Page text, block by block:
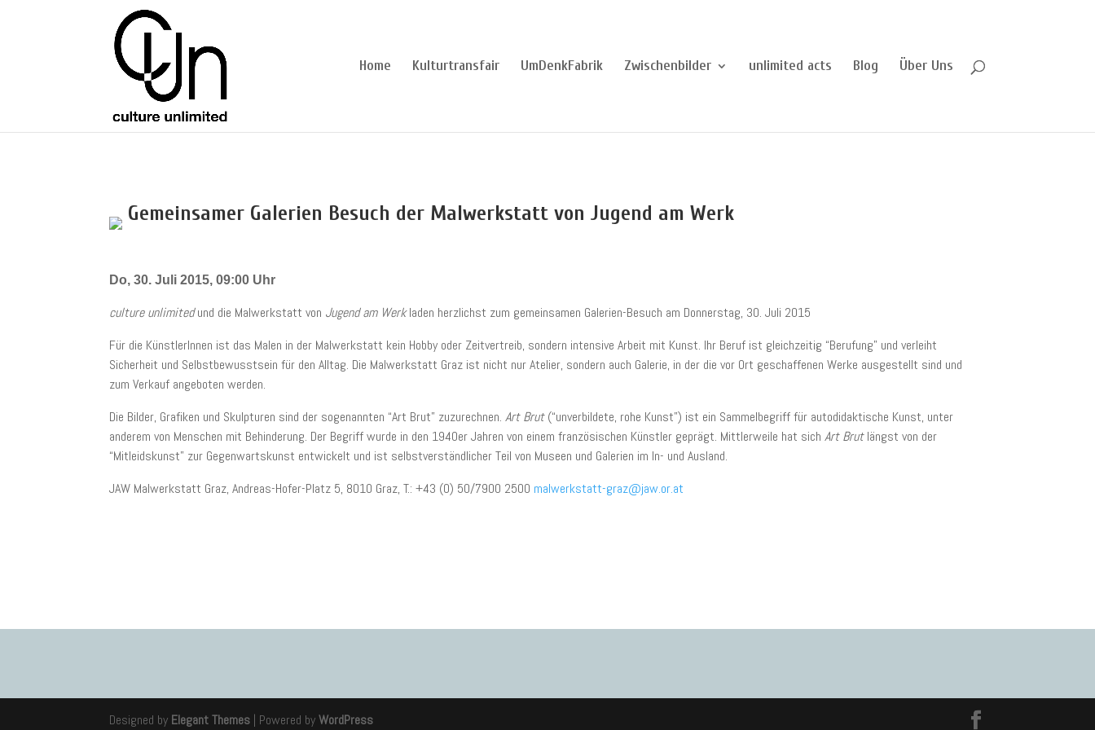
Home Kulturtransfair UmDenkFabrik Zwischenbilder unlimited acts Blog Über Uns
Gemeinsamer Galerien Besuch der Malwerkstatt von Jugend am Werk
Do, 30. Juli 2015, 09:00 Uhr
culture unlimitedund die Malwerkstatt von Jugend am Werkladen herzlichst zum gemeinsamen Galerien-Besuch am Donnerstag, 30. Juli 2015
Für die KünstlerInnen ist das Malen in der Malwerkstatt kein Hobby oder Zeitvertreib, sondern intensive Arbeit mit Kunst. Ihr Beruf ist gleichzeitig “Berufung” und verleiht
Sicherheit und Selbstbewusstsein für den Alltag. Die Malwerkstatt Graz ist nicht nur Atelier, sondern auch Galerie, in der die vor Ort geschaffenen Werke ausgestellt sind und
zum Verkauf angeboten werden.
Die Bilder, Grafiken und Skulpturen sind der sogenannten “Art Brut” zuzurechnen.Art Brut(“unverbildete, rohe Kunst”) ist ein Sammelbegriff für autodidaktische Kunst, unter
anderem von Menschen mit Behinderung. Der Begriff wurde in den 1940er Jahren von einem französischen Künstler geprägt. Mittlerweile hat sichArt Brutlängst von der
“Mitleidskunst” zur Gegenwartskunst entwickelt und ist selbstverständlicher Teil von Museen und Galerien im In- und Ausland.
JAW Malwerkstatt Graz, Andreas-Hofer-Platz 5, 8010 Graz, T.: +43 (0) 50/7900 2500 malwerkstatt-graz@jaw.or.at
Designed by Elegant Themes | Powered byWordPress